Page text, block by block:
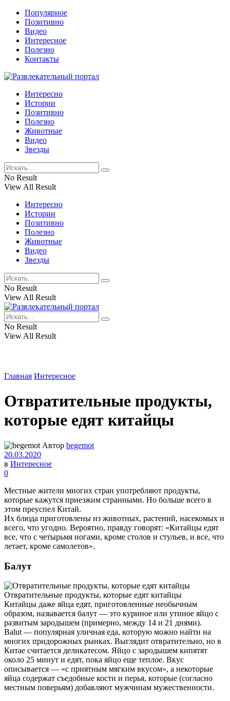
Популярное
Позитивно
Видео
Интересное
Полезно
Контакты
Интересно
Истории
Позитивно
Полезно
Животные
Видео
Звезды
No Result
View All Result
Интересно
Истории
Позитивно
Полезно
Животные
Видео
Звезды
No Result
View All Result
No Result
View All Result
Главная Интересное
Отвратительные продукты,
которые едят китайцы
Автор begemot
20.03.2020
в Интересное
0
Местные жители многих стран употребляют продукты,
которые кажутся приезжим странными. Но больше всего в
этом преуспел Китай.
Их блюда приготовлены из животных, растений, насекомых и
всего, что угодно. Вероятно, правду говорят: «Китайцы едят
все, что с четырьмя ногами, кроме столов и стульев, и все, что
летает, кроме самолетов».
Балут
Отвратительные продукты, которые едят китайцы
Китайцы даже яйца едят, приготовленные необычным
образом, называется балут — это куриное или утиное яйцо с
развитым зародышем (примерно, между 14 и 21 днями).
Balut — популярная уличная еда, которую можно найти на
многих придорожных рынках. Выглядит отвратительно, но в
Китае считается деликатесом. Яйцо с зародышем кипятят
около 25 минут и едят, пока яйцо еще теплое. Вкус
описывается — «с приятным мягким вкусом», а некоторые
яйца содержат съедобные кости и перья, которые (согласно
местным поверьям) добавляют мужчинам мужественности.